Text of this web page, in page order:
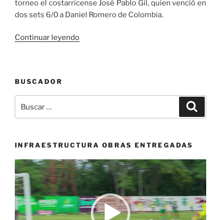
torneo el costarricense José Pablo Gil, quien venció en
dos sets 6/0 a Daniel Romero de Colombia.
Continuar leyendo«Colombia,
México
busca
cupo
la
final
en
el
XIII
BUSCADOR
por:
INFRAESTRUCTURA OBRAS ENTREGADAS
Reproductor
de
vídeo